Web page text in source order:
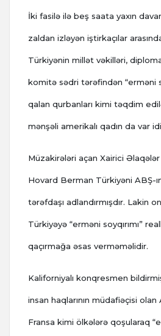
İki fasilə ilə beş saata yaxın
zaldan izləyən iştirkaçılar
Türkiyənin millət vəkilləri,
komitə sədri tərəfindən “erməni
qalan qurbanları kimi təqdim
mənşəli amerikalı qadın da var
Müzakirələri açan Xairici
Hovard Berman Türkiyəni ABŞ-
tərəfdaşı adlandırmışdır. Lakin
Türkiyəyə “erməni soyqırımı”
qaçırmağa əsas verməməlidir.
Kaliforniyalı konqresmen
insan haqlarının müdafiəçisi
Fransa kimi ölkələrə qoşularaq